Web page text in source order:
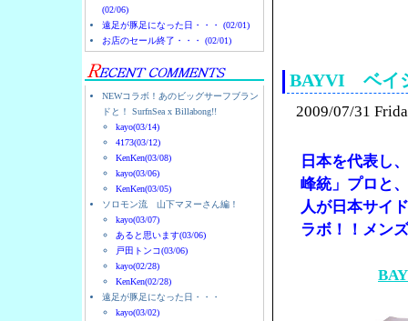
(02/06)
遠足が豚足になった日・・・ (02/01)
お店のセール終了・・・ (02/01)
NEWコラボ！あのビッグサーフブラン
ドと！ SurfnSea x Billabong!!
kayo(03/14)
4173(03/12)
KenKen(03/08)
kayo(03/06)
KenKen(03/05)
ソロモン流 山下マヌーさん編！
kayo(03/07)
あると思います(03/06)
戸田トンコ(03/06)
kayo(02/28)
KenKen(02/28)
遠足が豚足になった日・・・
kayo(03/02)
BAYVI ベイ
2009/07/31
日本を代表し
峰統」プロと
人が日本サイ
ラボ！！メン